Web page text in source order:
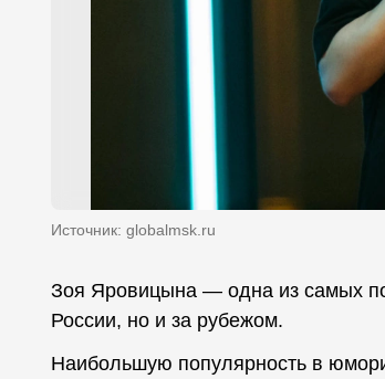
Источник: globalmsk.ru
Зоя Яровицына — одна из самых
России, но и за рубежом.
Наибольшую популярность в